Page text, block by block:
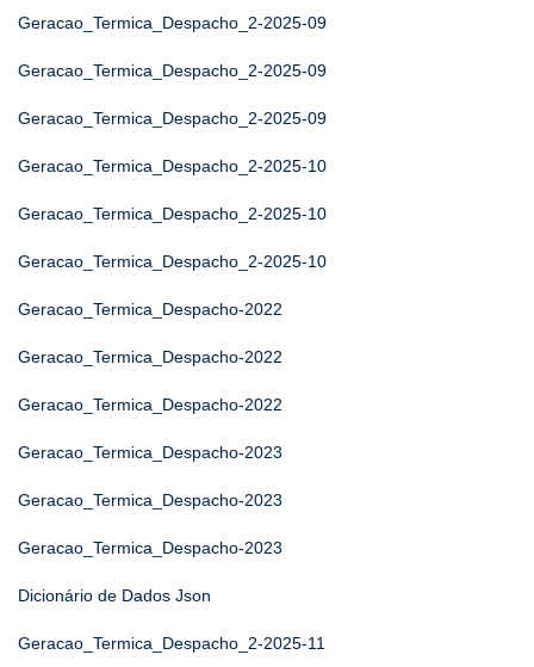
Geracao_Termica_Despacho_2-2025-09
Geracao_Termica_Despacho_2-2025-09
Geracao_Termica_Despacho_2-2025-09
Geracao_Termica_Despacho_2-2025-10
Geracao_Termica_Despacho_2-2025-10
Geracao_Termica_Despacho_2-2025-10
Geracao_Termica_Despacho-2022
Geracao_Termica_Despacho-2022
Geracao_Termica_Despacho-2022
Geracao_Termica_Despacho-2023
Geracao_Termica_Despacho-2023
Geracao_Termica_Despacho-2023
Dicionário de Dados Json
Geracao_Termica_Despacho_2-2025-11